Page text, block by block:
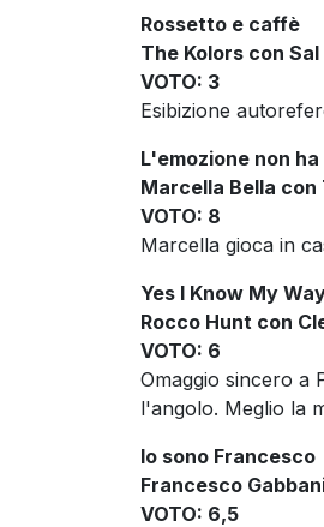
Rossetto e caffè
The Kolors con
VOTO: 3
Esibizione
L'emozione non
Marcella Bella con
VOTO: 8
Marcella gioca in
Yes I Know My
Rocco Hunt con
VOTO: 6
Omaggio sincero a
l'angolo. Meglio la
Io sono Francesco
Francesco
VOTO: 6,5